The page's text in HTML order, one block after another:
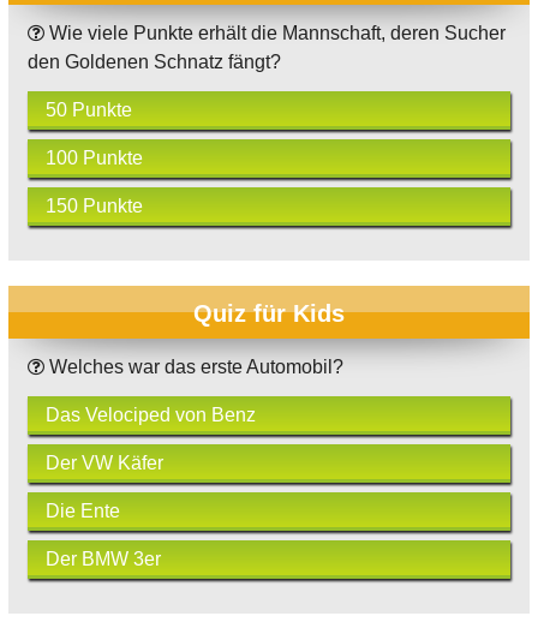
Wie viele Punkte erhält die Mannschaft, deren Sucher
den Goldenen Schnatz fängt?
50 Punkte
100 Punkte
150 Punkte
Quiz für Kids
Welches war das erste Automobil?
Das Velociped von Benz
Der VW Käfer
Die Ente
Der BMW 3er